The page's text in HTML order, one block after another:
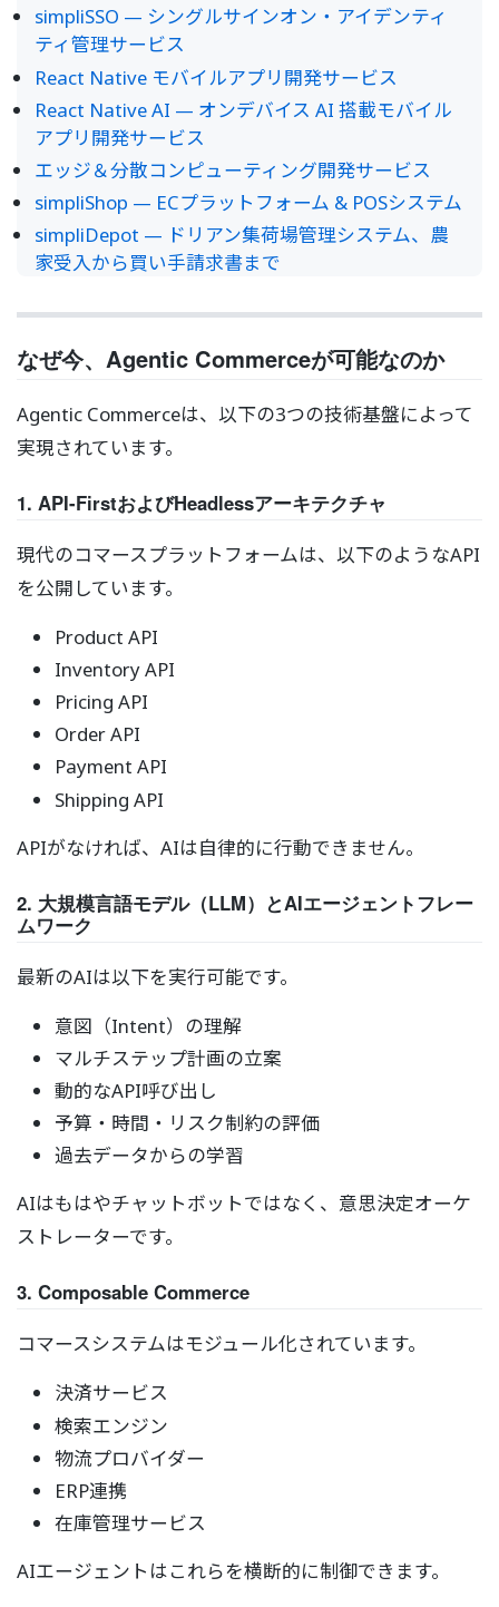
simpliSSO — シングルサインオン・アイデンティ
ティ管理サービス
React Native モバイルアプリ開発サービス
React Native AI — オンデバイス AI 搭載モバイル
アプリ開発サービス
エッジ＆分散コンピューティング開発サービス
simpliShop — ECプラットフォーム & POSシステム
simpliDepot — ドリアン集荷場管理システム、農
家受入から買い手請求書まで
なぜ今、Agentic Commerceが可能なのか
Agentic Commerceは、以下の3つの技術基盤によって
実現されています。
1. API-FirstおよびHeadlessアーキテクチャ
現代のコマースプラットフォームは、以下のようなAPI
を公開しています。
Product API
Inventory API
Pricing API
Order API
Payment API
Shipping API
APIがなければ、AIは自律的に行動できません。
2. 大規模言語モデル（LLM）とAIエージェントフレー
ムワーク
最新のAIは以下を実行可能です。
意図（Intent）の理解
マルチステップ計画の立案
動的なAPI呼び出し
予算・時間・リスク制約の評価
過去データからの学習
AIはもはやチャットボットではなく、意思決定オーケ
ストレーターです。
3. Composable Commerce
コマースシステムはモジュール化されています。
決済サービス
検索エンジン
物流プロバイダー
ERP連携
在庫管理サービス
AIエージェントはこれらを横断的に制御できます。